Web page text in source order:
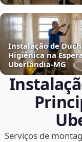
Instalação de
Higiênica na
Uberlândia‑MG
Serviços de